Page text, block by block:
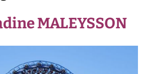
MALEYSSON